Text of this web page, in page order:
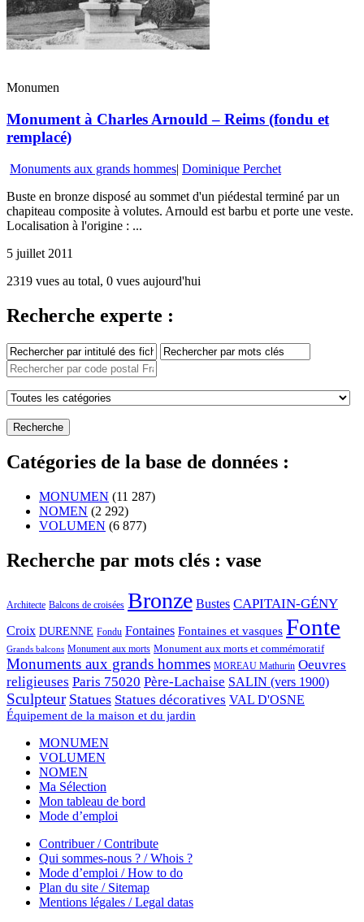
Monumen
Monument à Charles Arnould – Reims (fondu et
remplacé)
Monuments aux grands hommes| Dominique Perchet
Buste en bronze disposé au sommet d'un piédestal terminé par un
chapiteau composite à volutes. Arnould est barbu et porte une veste.
Localisation à l'origine : ...
5 juillet 2011
2319 vues au total, 0 vues aujourd'hui
Recherche experte :
Catégories de la base de données :
MONUMEN (11 287)
NOMEN (2 292)
VOLUMEN (6 877)
Recherche par mots clés : vase
Architecte Balcons de croisées Bronze Bustes CAPITAIN-GÉNY
Croix DURENNE Fondu Fontaines Fontaines et vasques Fonte
Grands balcons Monument aux morts Monument aux morts et commémoratif
Monuments aux grands hommes MOREAU Mathurin Oeuvres
religieuses Paris 75020 Père-Lachaise SALIN (vers 1900)
Sculpteur Statues Statues décoratives VAL D'OSNE
Équipement de la maison et du jardin
MONUMEN
VOLUMEN
NOMEN
Ma Sélection
Mon tableau de bord
Mode d’emploi
Contribuer / Contribute
Qui sommes-nous ? / Whois ?
Mode d’emploi / How to do
Plan du site / Sitemap
Mentions légales / Legal datas